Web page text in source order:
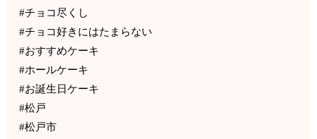
#チョコ尽くし
#チョコ好きにはたまらない
#おすすめケーキ
#ホールケーキ
#お誕生日ケーキ
#松戸
#松戸市